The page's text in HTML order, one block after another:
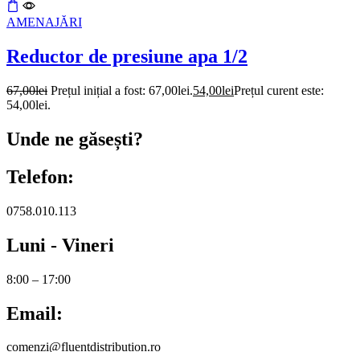
AMENAJĂRI
Reductor de presiune apa 1/2
67,00lei Prețul inițial a fost: 67,00lei.54,00leiPrețul curent este:
54,00lei.
Unde ne găsești?
Telefon:
0758.010.113
Luni - Vineri
8:00 – 17:00
Email:
comenzi@fluentdistribution.ro